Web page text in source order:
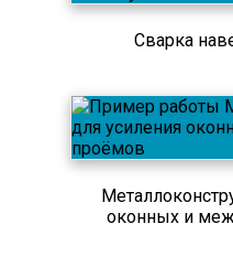
Сварка
оконных и